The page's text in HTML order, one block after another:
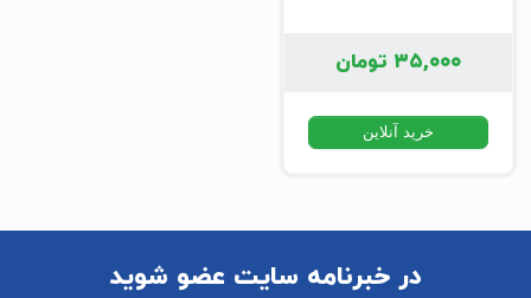
۳۵,۰۰۰ تومان
خرید آنلاین
در خبرنامه سایت عضو شوید